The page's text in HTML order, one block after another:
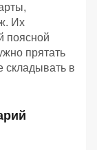
Их
поясной
прятать
складывать в